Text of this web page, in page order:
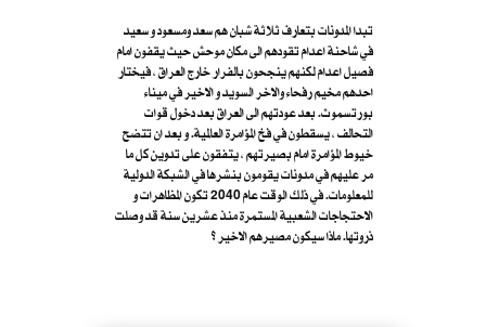
تبدا المدونات بتعارف ثلاثة شبان هم سعد ومسعود و سعيد
في شاحنة اعدام تقودهم الى مكان موحش حيث يقفون امام
فصيل اعدام لكنهم ينجحون بالفرار خارج العراق ، فيختار
احدهم مخيم رفحاء والاخر السويد و الاخير في ميناء
بورتسموث. بعد عودتهم الى العراق بعد دخول قوات
التحالف ، يسقطون في فخ المؤامرة العالمية. و بعد ان تتضح
خيوط المؤامرة امام بصيرتهم ، يتفقون على تدوين كل ما
مر عليهم في مدونات يقومون بنشرها في الشبكة الدولية
للمعلومات. في ذلك الوقت عام 2040 تكون المظاهرات و
الاحتجاجات الشعبية المستمرة منذ عشرين سنة قد وصلت
ذروتها. ماذا سيكون مصيرهم الاخير ؟